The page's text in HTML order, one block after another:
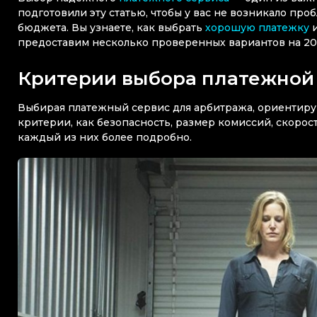
подготовили эту статью, чтобы у вас не возникало
бюджета. Вы узнаете, как выбрать хорошую платежку
предоставим несколько проверенных вариантов на
Критерии выбора
Выбирая платежный сервис для арбитража,
критерии, как безопасность, размер комиссий,
каждый из них более подробно.